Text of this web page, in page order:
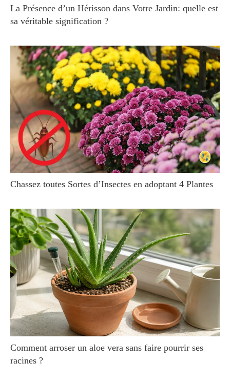
La Présence d’un Hérisson dans Votre Jardin: quelle est
sa véritable signification ?
Chassez toutes Sortes d’Insectes en adoptant 4 Plantes
Comment arroser un aloe vera sans faire pourrir ses
racines ?